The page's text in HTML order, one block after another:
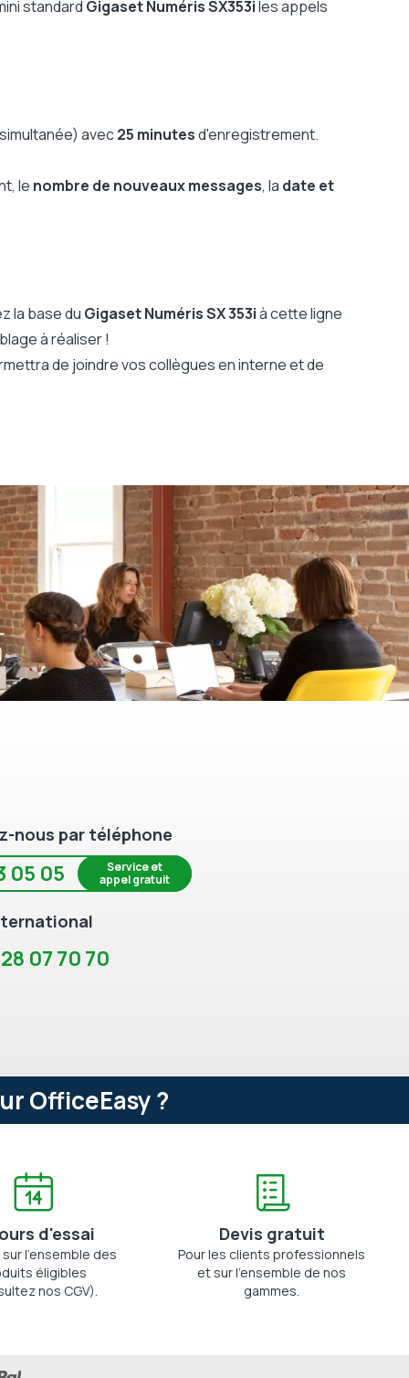
standard Gigaset Numéris SX353iles appels
avec25 minutesd'enregistrement.
le nombre de nouveaux messages, la date et
la base du Gigaset Numéris SX 353ià cette ligne
à réaliser !
de joindre vos collègues en interne et de
nous par téléphone
05 05
Service et
appel gratuit
07 70 70
OfficeEasy ?
d'essai
sur l'ensemble des
éligibles
nos CGV).
Devis gratuit
Pour les clients professionnels
et sur l'ensemble de nos
gammes.